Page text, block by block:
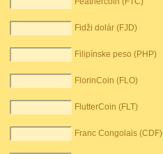
Fidži dolár (FJD)
Filipínske peso (PHP)
FlorinCoin (FLO)
FlutterCoin (FLT)
Franc Congolais (CDF)